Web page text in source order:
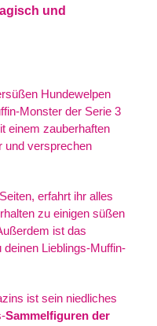
und
Hundewelpen
Monster der Serie 3
einem zauberhaften
und versprechen
erfahrt ihr alles
zu einigen süßen
ist das
Lieblings-Muffin-
ist sein niedliches
-Sammelfiguren der